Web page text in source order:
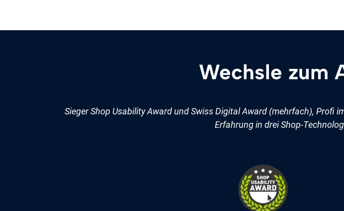
Wechsle zum
Sieger Shop Usability Award und Swiss Digital Award (mehrfach), Profi
Erfahrung in drei Shop-